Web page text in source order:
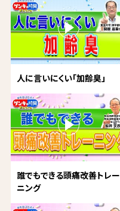
人に言いにくい「加齢臭」
誰でもできる頭痛改善トレー
ニング